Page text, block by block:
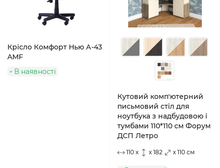
Крісло Комфорт Нью А-43
AMF
В наявності
Кутовий комп'ютерний
письмовий стіл для
ноутбука з надбудовою і
тумбами 110*110 см Форум
ДСП Летро
110 x x 182 x 110 см